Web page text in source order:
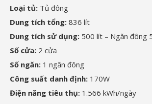
Loại tủ: Tủ đông
Dung tích tổng: 836 lít
Dung tích sử dụng: 500 lít – Ngăn đông
Số cửa: 2 cửa
Số ngăn: 1 ngăn đông
Công suất danh định: 170W
Điện năng tiêu thụ: 1.566 kWh/ngày